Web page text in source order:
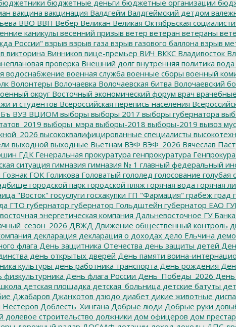
бюджетные деньги бюджетные организации
вакцина вакцинация Валдгейм Валдгеймский детдом
ВВО ВВП Вебер Великан Великая Октябрьская
каникулы весенний призыв ветер ветеран ветераны
России" взрыв взрыв газа взрыв газового баллона взрыв
викторина Винников вице-премьер ВИЧ ВККС Владивосток
проверка Внешний долг внутренняя политика вода
водоснабжение военная служба военные сборы военный
Волонтеры Волочаевка Волочаевская битва Волочаевский
округ Восточный экономический форум врач
и студентов Всероссийская перепись населения
ВУЗ ВЦИОМ выборы выборы 2017 выборы губернатора
выборы_мэра выборы-2018 выборы-2019 вывоз
высококвалифицированные специалисты
выходной выходные Вьетнам ВЭФ ВЭФ_2026 Вячеслав
ГДК Генеральная прокуратура генпрокуратура
ситуация гимназия гимназия № 1 главный федеральный
Гознак ГОК Голикова Головатый гололед голосование голубая
городской парк городской пляж горячая вода горячая
"Восток" госуслуги госхакупки ГП "Фармация" грабеж град
ГТО губернатор губернатор Гольдштейн губернатор ЕАО
энергетическая компания Дальневосточное ГУ
ДВЖД Движение общественный контроль
декларация декларация о доходах дело Ельчина
флага День защитника Отечества день защиты детей
день открытых дверей День памяти воина-
культуры день работника транспорта День рождения
физкультурника День флага России День_Победы_2026
детская площадка детская_больница детские батуты
Джабаров Джанхотов дзюдо диабет дикие животные
Доблесть_Хингана Добрые люди Добрые руки
долевое строительство должники дом офицеров дом